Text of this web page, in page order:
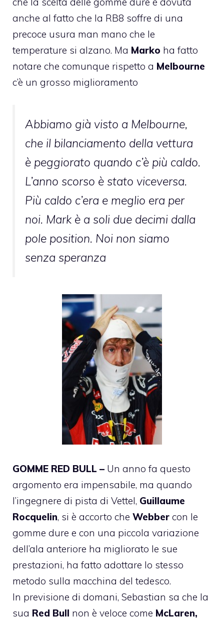
anche al fatto che la RB8 soffre di una
precoce usura man mano che le
temperature si alzano. Ma Marko ha fatto
notare che comunque rispetto a Melbourne
c’è un grosso miglioramento
Abbiamo già visto a Melbourne,
che il bilanciamento della vettura
è peggiorato quando c’è più caldo.
L’anno scorso è stato viceversa.
Più caldo c’era e meglio era per
noi. Mark è a soli due decimi dalla
pole position. Noi non siamo
senza speranza
GOMME RED BULL – Un anno fa questo
argomento era impensabile, ma quando
l’ingegnere di pista di Vettel, Guillaume
Rocquelin, si è accorto che Webber con le
gomme dure e con una piccola variazione
dell’ala anteriore ha migliorato le sue
prestazioni, ha fatto adottare lo stesso
metodo sulla macchina del tedesco.
In previsione di domani, Sebastian sa che la
sua Red Bull non è veloce come McLaren,